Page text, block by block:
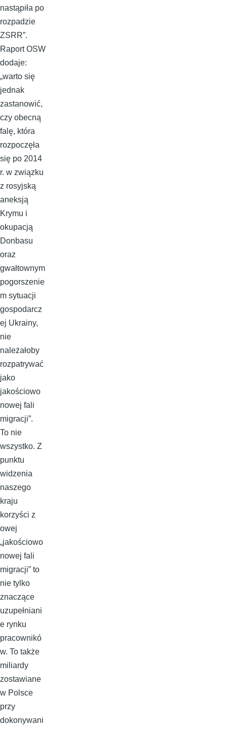
nastąpiła po
rozpadzie
ZSRR”.
Raport OSW
dodaje:
„warto się
jednak
zastanowić,
czy obecną
falę, która
rozpoczęła
się po 2014
r. w związku
z rosyjską
aneksją
Krymu i
okupacją
Donbasu
oraz
gwałtownym
pogorszenie
m sytuacji
gospodarcz
ej Ukrainy,
nie
należałoby
rozpatrywać
jako
jakościowo
nowej fali
migracji”.
To nie
wszystko. Z
punktu
widzenia
naszego
kraju
korzyści z
owej
„jakościowo
nowej fali
migracji” to
nie tylko
znaczące
uzupełniani
e rynku
pracownikó
w. To także
miliardy
zostawiane
w Polsce
przy
dokonywani